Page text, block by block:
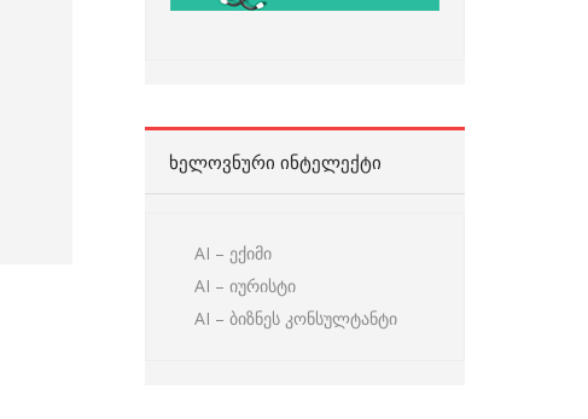
ᲮᲔᲚᲝᲕᲜᲣᲠᲘ ᲘᲜᲢᲔᲚᲔᲥᲢᲘ
AI – ექიმი
AI – იურისტი
AI – ბიზნეს კონსულტანტი